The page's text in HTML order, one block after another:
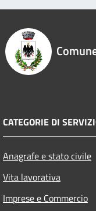
CATEGORIE DI
Anagrafe e stato civile
Vita lavorativa
Imprese e Commercio